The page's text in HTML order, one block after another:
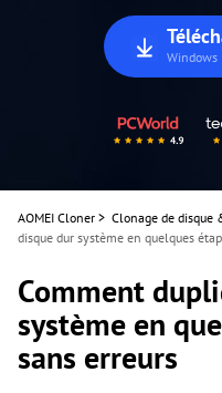
AOMEI Cloner > Clonage de disque
disque dur système en quelques
Comment
système en
sans erreurs